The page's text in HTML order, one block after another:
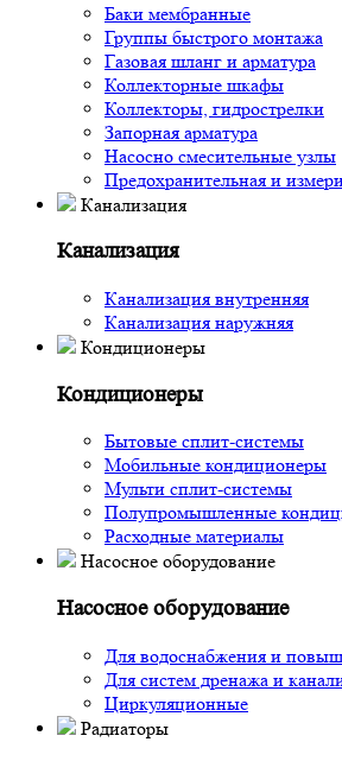
Баки мембранные
Группы быстрого монтажа
Газовая шланг и арматура
Коллекторные шкафы
Коллекторы, гидрострелки
Запорная арматура
Насосно смесительные узлы
Предохранительная и
Канализация
Канализация
Канализация внутренняя
Канализация наружняя
Кондиционеры
Кондиционеры
Бытовые сплит-системы
Мобильные кондиционеры
Мульти сплит-системы
Полупромышленные
Расходные материалы
Насосное оборудование
Насосное оборудование
Для водоснабжения и
Для систем дренажа и
Циркуляционные
Радиаторы